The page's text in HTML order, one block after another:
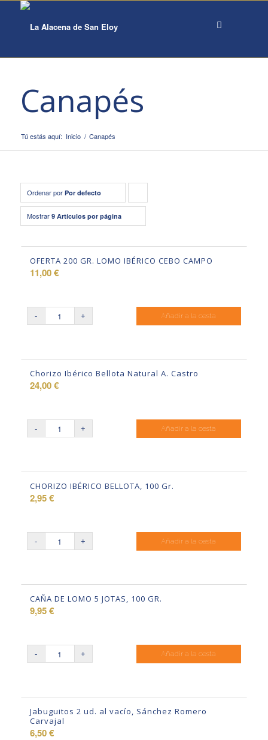
Canapés
Tú estás aquí: Inicio / Canapés
Ordenar por Por defecto
los
cupones
Mostrar 9 Artículos por página
OFERTA 200 GR. LOMO IBÉRICO CEBO CAMPO
11,00€
Añadir a la cesta
Chorizo Ibérico Bellota Natural A. Castro
24,00€
Añadir a la cesta
CHORIZO IBÉRICO BELLOTA, 100 Gr.
2,95€
Añadir a la cesta
CAÑA DE LOMO 5 JOTAS, 100 GR.
9,95€
Añadir a la cesta
Jabuguitos 2 ud. al vacío, Sánchez Romero
Carvajal
6,50€